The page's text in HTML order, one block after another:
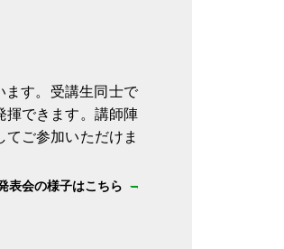
ます。受講生同士で
揮できます。講師陣
ご参加いただけま
表会の様子はこちら